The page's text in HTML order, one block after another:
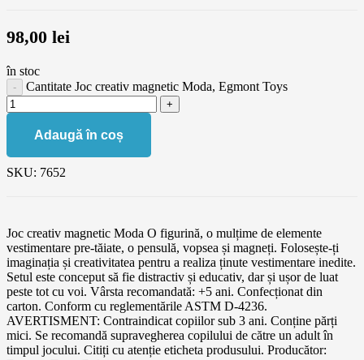
98,00 lei
în stoc
Cantitate Joc creativ magnetic Moda, Egmont Toys
Adaugă în coș
SKU: 7652
Joc creativ magnetic Moda O figurină, o mulțime de elemente
vestimentare pre-tăiate, o pensulă, vopsea și magneți. Folosește-ți
imaginația și creativitatea pentru a realiza ținute vestimentare inedite.
Setul este conceput să fie distractiv și educativ, dar și ușor de luat
peste tot cu voi. Vârsta recomandată: +5 ani. Confecționat din
carton. Conform cu reglementările ASTM D-4236.
AVERTISMENT: Contraindicat copiilor sub 3 ani. Conține părți
mici. Se recomandă supravegherea copilului de către un adult în
timpul jocului. Citiți cu atenție eticheta produsului. Producător: